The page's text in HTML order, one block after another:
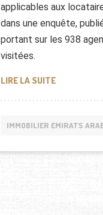
applicables aux
dans une enquête,
portant sur les 938
visitées.
LIRE LA SUITECES
IMMOBILIER EMIRATS